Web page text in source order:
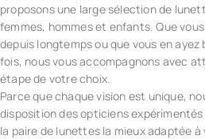
proposons une large sélection de
femmes, hommes et enfants. Que
depuis longtemps ou que vous en ayez
fois, nous vous accompagnons avec
étape de votre choix.
Parce que chaque vision est unique,
disposition des opticiens
la paire de lunettes la mieux adaptée